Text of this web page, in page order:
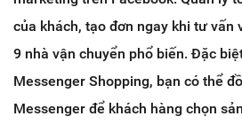
của khách, tạo đơn ngay khi tư vấn
9 nhà vận chuyển phổ biến. Đặc
Messenger Shopping, bạn có thể
Messenger để khách hàng chọn